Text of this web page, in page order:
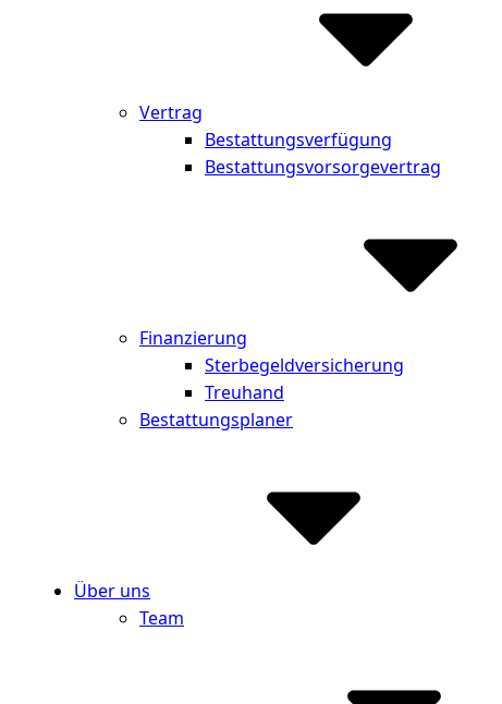
Vertrag
Bestattungsverfügung
Bestattungsvorsorgevertrag
Finanzierung
Sterbegeldversicherung
Treuhand
Bestattungsplaner
Über uns
Team